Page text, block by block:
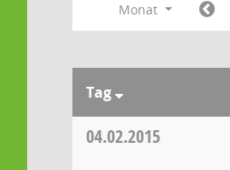
Monat
Tag
04.02.2015